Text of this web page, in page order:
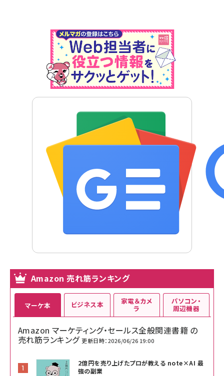
Amazon 売れ筋ランキング
マーケ本
Amazon マーケティング・セールス全般関連書籍 の
売れ筋ランキング 更新日時：2026/06/26 19:00
2億円を売り上げたプロが教える note×AI 最
強の副業
ビジネス本 家電＆カメ
ラ
パソコン・
周辺機器